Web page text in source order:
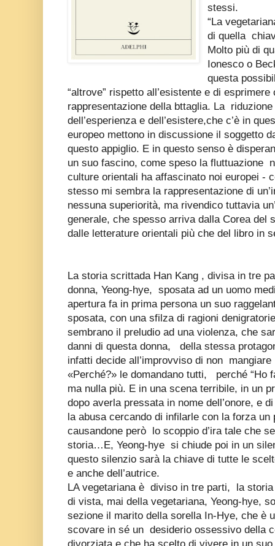
stessi.
“La
di quella
Molto più di
Ionesco o
questa
“altrove” rispetto all’esistente e di
rappresentazione della bttaglia. La
dell’esperienza e dell’esistere,che c’è in
europeo mettono in discussione il soggetto
questo appiglio. E in questo senso è
un suo fascino, come speso la fluttuazione
culture orientali ha affascinato noi europei -
stesso mi sembra la rappresentazione di
nessuna superiorità, ma rivendico tuttavia
generale, che spesso arriva dalla Corea del
dalle letterature orientali più che del libro in
La storia scrittada Han Kang , divisa in tre
donna, Yeong-hye, sposata ad un uomo
apertura fa in prima persona un suo
sposata, con una sfilza di ragioni
sembrano il preludio ad una violenza, che
danni di questa donna, della stessa
infatti decide all’improvviso di non
«Perché?» le domandano tutti, perché “Ho
ma nulla più. E in una scena terribile, in un
dopo averla pressata in nome dell’onore, e
la abusa cercando di infilarle con la forza
causandone però lo scoppio d’ira tale che
storia…E, Yeong-hye si chiude poi in un
questo silenzio sarà la chiave di tutte le
e anche dell’autrice.
LA vegetariana è diviso in tre parti, la
di vista, mai della vegetariana, Yeong-hye,
sezione il marito della sorella In-Hye, che è
scovare in sé un desiderio ossessivo della
divorziata e che ha scelto di vivere in un